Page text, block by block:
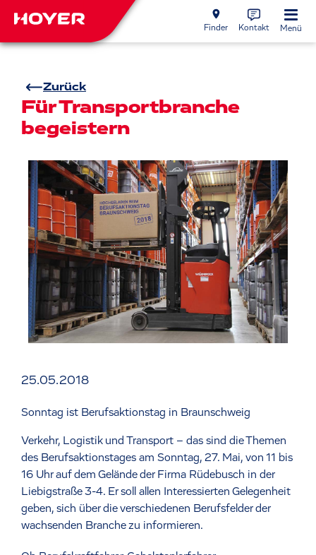
Finder Kontakt Menü
Zurück
Für Transportbranche
begeistern
25.05.2018
Sonntag ist Berufsaktionstag in Braunschweig
Verkehr, Logistik und Transport – das sind die Themen
des Berufsaktionstages am Sonntag, 27. Mai, von 11 bis
16 Uhr auf dem Gelände der Firma Rüdebusch in der
Liebigstraße 3-4. Er soll allen Interessierten Gelegenheit
geben, sich über die verschiedenen Berufsfelder der
wachsenden Branche zu informieren.